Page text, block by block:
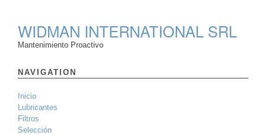
WIDMAN INTERNATIONAL SRL
Mantenimiento Proactivo
NAVIGATION
Inicio
Lubricantes
Filtros
Selección